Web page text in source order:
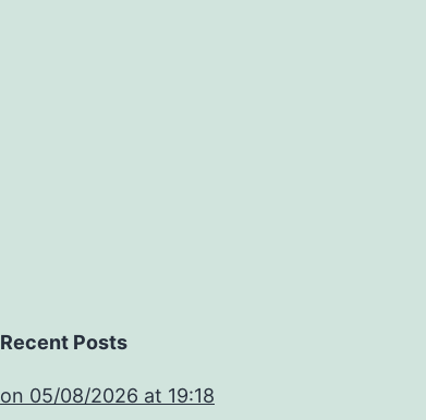
Recent Posts
​on 05/08/2026 at 19:18